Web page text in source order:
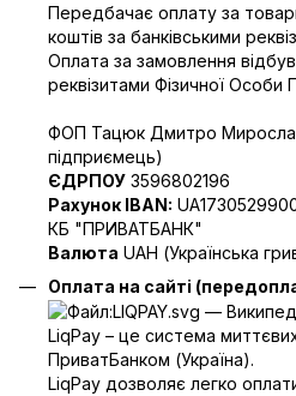
Передбачає оплату за
коштів за банківськими
Оплата за замовлення
реквізитами Фізичної Особи
ФОП Тацюк Дмитро
пiдприємець)
ЄДРПОУ 3596802196
Рахунок IBAN:
КБ "ПРИВАТБАНК"
Валюта UAH (Українська
Оплата на сайті
LiqPay – це система
ПриватБанком (Україна).
LiqPay дозволяє легко